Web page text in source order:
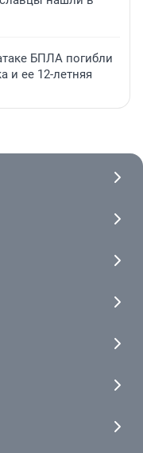
БПЛА погибли
и ее 12-летняя